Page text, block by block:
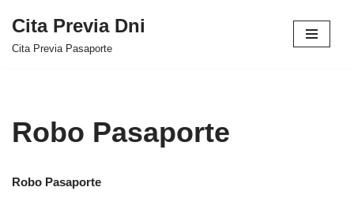
Saltar
Cita Previa Dni
Cita Previa Pasaporte
Robo Pasaporte
Robo Pasaporte